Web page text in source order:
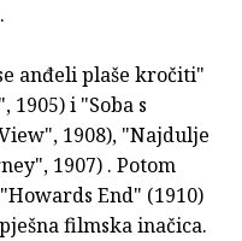
anđeli plaše kročiti"
1905) i "Soba s
1908), "Najdulje
1907) . Potom
End" (1910)
filmska inačica.